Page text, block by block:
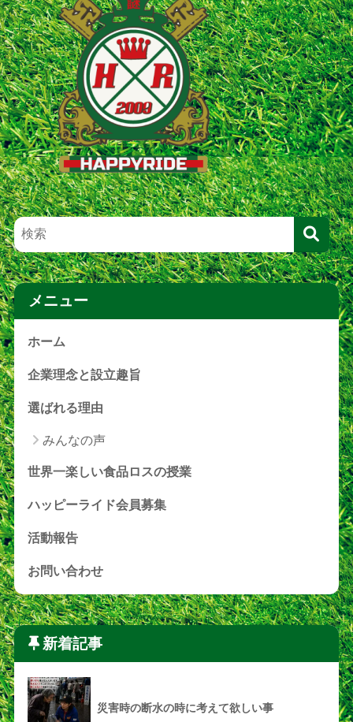
メニュー
ホーム
企業理念と設立趣旨
選ばれる理由
みんなの声
世界一楽しい食品ロスの授業
ハッピーライド会員募集
活動報告
お問い合わせ
新着記事
災害時の断水の時に考えて欲しい事